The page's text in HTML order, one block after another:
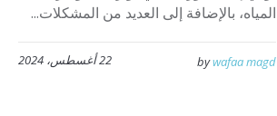
المياه، بالإضافة إلى العديد من المشكلات...
22 أغسطس، 2024 bywafaa magd